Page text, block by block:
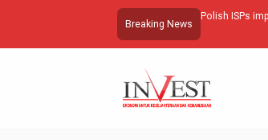
Breaking News
Polish ISPs